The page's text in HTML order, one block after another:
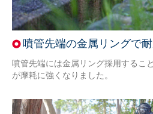
噴管先端の金属リングで
噴管先端には金属リング採用するこ
が摩耗に強くなりました。